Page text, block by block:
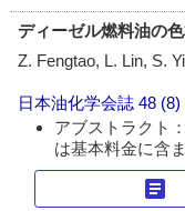
ディーゼル燃料油の
Z. Fengtao, L. Lin, S.
日本油化学会誌 48 (8)
アブストラクト
は基本料金に含
article